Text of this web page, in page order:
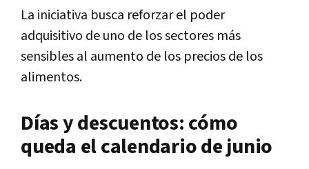
La iniciativa busca reforzar el poder
adquisitivo de uno de los sectores más
sensibles al aumento de los precios de los
alimentos.
Días y descuentos: cómo
queda el calendario de junio